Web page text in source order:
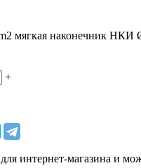
мягкая наконечник НКИ
+
интернет-магазина и